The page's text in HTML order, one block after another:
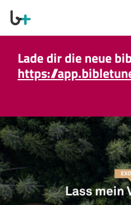
Lade dir die neue
https://